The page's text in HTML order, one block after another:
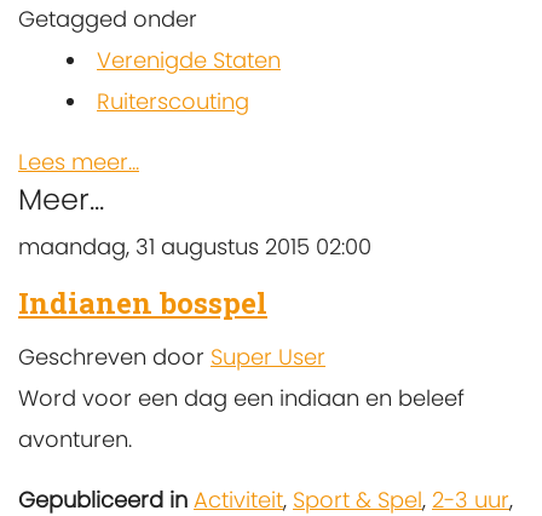
Getagged onder
Verenigde Staten
Ruiterscouting
Lees meer...
Meer...
maandag, 31 augustus 2015 02:00
Indianen bosspel
Geschreven door Super User
Word voor een dag een indiaan en beleef
avonturen.
Gepubliceerd in Activiteit, Sport & Spel, 2-3 uur,